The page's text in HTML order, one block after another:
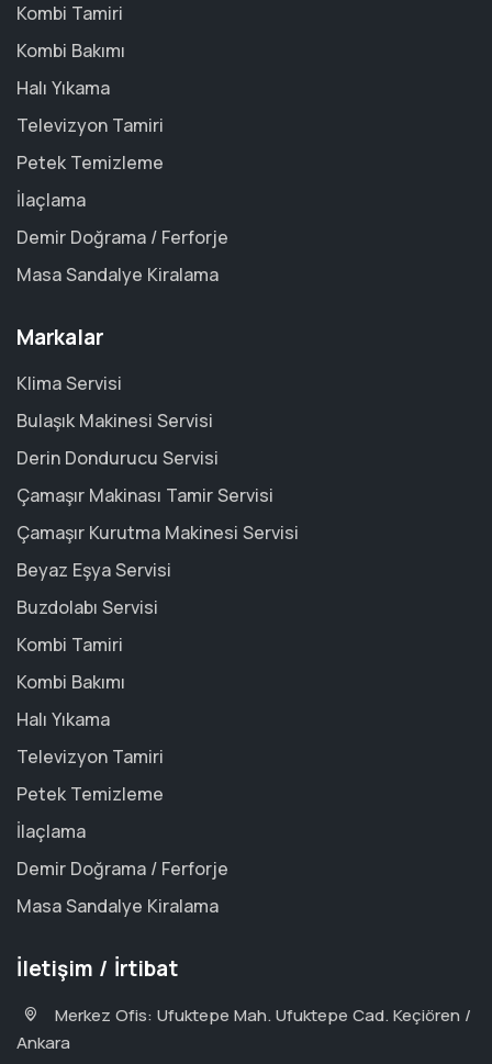
Kombi Tamiri
Kombi Bakımı
Halı Yıkama
Televizyon Tamiri
Petek Temizleme
İlaçlama
Demir Doğrama / Ferforje
Masa Sandalye Kiralama
Markalar
Klima Servisi
Bulaşık Makinesi Servisi
Derin Dondurucu Servisi
Çamaşır Makinası Tamir Servisi
Çamaşır Kurutma Makinesi Servisi
Beyaz Eşya Servisi
Buzdolabı Servisi
Kombi Tamiri
Kombi Bakımı
Halı Yıkama
Televizyon Tamiri
Petek Temizleme
İlaçlama
Demir Doğrama / Ferforje
Masa Sandalye Kiralama
İletişim / İrtibat
Merkez Ofis: Ufuktepe Mah. Ufuktepe Cad. Keçiören /
Ankara